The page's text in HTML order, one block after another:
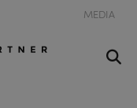
MEDIA